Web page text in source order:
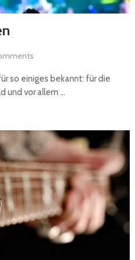
so einiges bekannt: für die
und vor allem …